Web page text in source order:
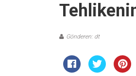
Gönderen: dt